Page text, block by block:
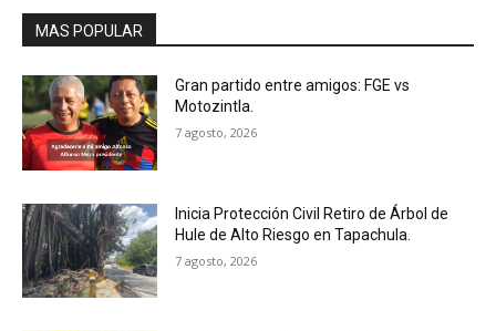
MAS POPULAR
Gran partido entre amigos: FGE vs
Motozintla.
7 agosto, 2026
Inicia Protección Civil Retiro de Árbol de
Hule de Alto Riesgo en Tapachula.
7 agosto, 2026